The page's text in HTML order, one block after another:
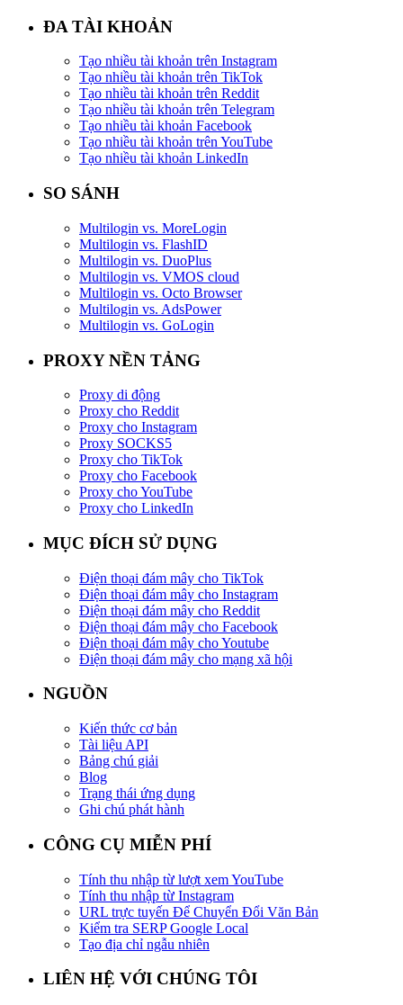
ĐA TÀI KHOẢN
Tạo nhiều tài khoản trên Instagram
Tạo nhiều tài khoản trên TikTok
Tạo nhiều tài khoản trên Reddit
Tạo nhiều tài khoản trên Telegram
Tạo nhiều tài khoản Facebook
Tạo nhiều tài khoản trên YouTube
Tạo nhiều tài khoản LinkedIn
SO SÁNH
Multilogin vs. MoreLogin
Multilogin vs. FlashID
Multilogin vs. DuoPlus
Multilogin vs. VMOS cloud
Multilogin vs. Octo Browser
Multilogin vs. AdsPower
Multilogin vs. GoLogin
PROXY NỀN TẢNG
Proxy di động
Proxy cho Reddit
Proxy cho Instagram
Proxy SOCKS5
Proxy cho TikTok
Proxy cho Facebook
Proxy cho YouTube
Proxy cho LinkedIn
MỤC ĐÍCH SỬ DỤNG
Điện thoại đám mây cho TikTok
Điện thoại đám mây cho Instagram
Điện thoại đám mây cho Reddit
Điện thoại đám mây cho Facebook
Điện thoại đám mây cho Youtube
Điện thoại đám mây cho mạng xã hội
NGUỒN
Kiến thức cơ bản
Tài liệu API
Bảng chú giải
Blog
Trạng thái ứng dụng
Ghi chú phát hành
CÔNG CỤ MIỄN PHÍ
Tính thu nhập từ lượt xem YouTube
Tính thu nhập từ Instagram
URL trực tuyến Để Chuyển Đổi Văn Bản
Kiểm tra SERP Google Local
Tạo địa chỉ ngẫu nhiên
LIÊN HỆ VỚI CHÚNG TÔI